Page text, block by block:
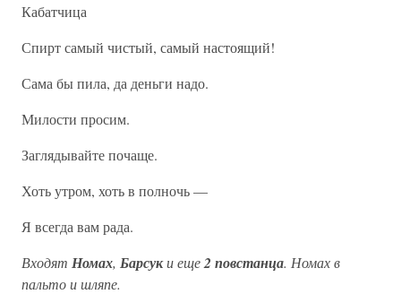
Кабатчица
Спирт самый чистый, самый настоящий!
Сама бы пила, да деньги надо.
Милости просим.
Заглядывайте почаще.
Хоть утром, хоть в полночь —
Я всегда вам рада.
Входят Номах, Барсуки еще2 повстанца. Номах в
пальто и шляпе.